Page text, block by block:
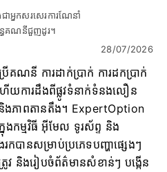
ាអ្នកសរសេរការណែនាំ
ន្ធគណនីជួញដូរ។
28/07/2026
គណនី ការដាក់ប្រាក់ ការដកប្រាក់
ើយការដឹងពីផ្លូវទំនាក់ទំនងលឿន
ភាពតានតឹង។ ExpertOption
នុងកម្មវិធី អ៊ីមែល ទូរស័ព្ទ និង
បានសម្រាប់ប្រភេទបញ្ហាផ្សេងៗ
រូវ និងរៀបចំព័ត៌មានសំខាន់ៗ បង្កើន